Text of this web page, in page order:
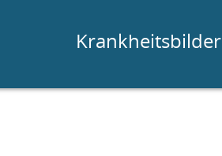
Krankheitsbilder